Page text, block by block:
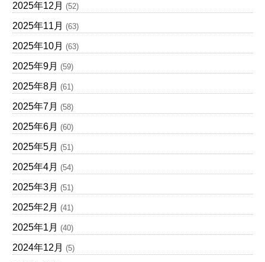
2025年12月 (52)
2025年11月 (63)
2025年10月 (63)
2025年9月 (59)
2025年8月 (61)
2025年7月 (58)
2025年6月 (60)
2025年5月 (51)
2025年4月 (54)
2025年3月 (51)
2025年2月 (41)
2025年1月 (40)
2024年12月 (5)